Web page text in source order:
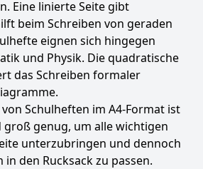
Eine linierte Seite gibt
beim Schreiben von geraden
eignen sich hingegen
und Physik. Die quadratische
das Schreiben formaler
Schulheften im A4-Format ist
groß genug, um alle wichtigen
unterzubringen und dennoch
den Rucksack zu passen.